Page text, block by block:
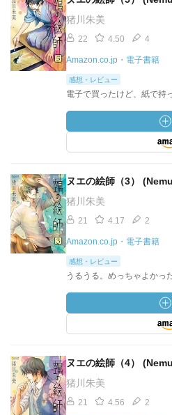
猪川朱美
22 4.50 4
Amazon.co.jp・電子書籍
感想・レビュー
電子で買ったけど、紙で持
ヌエの絵師（3）
猪川朱美
21 4.17 2
Amazon.co.jp・電子書籍
感想・レビュー
うるうる。めっちゃよかった
ヌエの絵師（4）
猪川朱美
21 4.56 2